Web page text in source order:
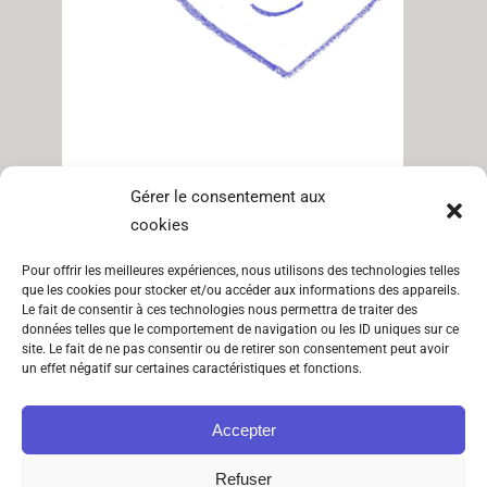
Gérer le consentement aux
cookies
Pour offrir les meilleures expériences, nous utilisons des technologies telles
que les cookies pour stocker et/ou accéder aux informations des appareils.
Le fait de consentir à ces technologies nous permettra de traiter des
données telles que le comportement de navigation ou les ID uniques sur ce
site. Le fait de ne pas consentir ou de retirer son consentement peut avoir
un effet négatif sur certaines caractéristiques et fonctions.
Accepter
Refuser
Lookbook
À propos
Contact
INFORMATIONS
CGV
Mentions
légales
Politique de
cookies (UE)
confidentialité
Livraison offerte dès
60€ d’achat
En france métropolitaine et
Belgique